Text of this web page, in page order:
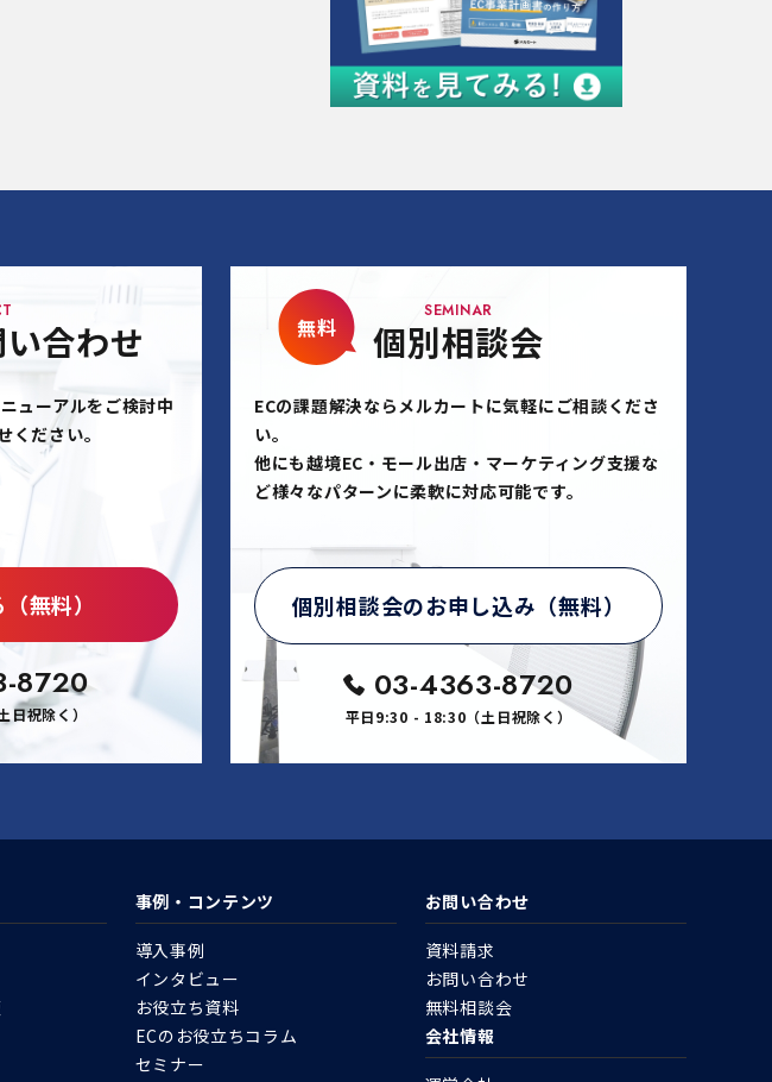
合わせ
ューアルをご検討中
ください。
無料）
8720
祝除く）
SEMINAR
個別相談会
無料
ECの課題解決ならメルカートに気軽にご相談くださ
い。
他にも越境EC・モール出店・マーケティング支援な
ど様々なパターンに柔軟に対応可能です。
個別相談会のお申し込み（無料）
03-4363-8720
平日9:30 - 18:30（土日祝除く）
事例・コンテンツ
導入事例
インタビュー
お役立ち資料
ECのお役立ちコラム
セミナー
お問い合わせ
資料請求
お問い合わせ
無料相談会
会社情報